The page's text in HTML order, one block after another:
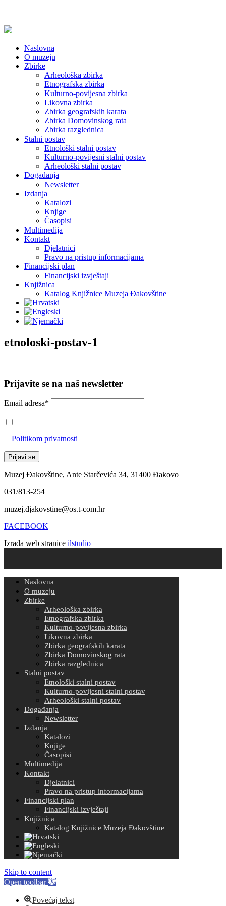
Naslovna
O muzeju
Zbirke
Arheološka zbirka
Etnografska zbirka
Kulturno-povijesna zbirka
Likovna zbirka
Zbirka geografskih karata
Zbirka Domovinskog rata
Zbirka razglednica
Stalni postav
Etnološki stalni postav
Kulturno-povijesni stalni postav
Arheološki stalni postav
Događanja
Newsletter
Izdanja
Katalozi
Knjige
Časopisi
Multimedija
Kontakt
Djelatnici
Pravo na pristup informacijama
Financijski plan
Financijski izvještaji
Knjižnica
Katalog Knjižnice Muzeja Đakovštine
etnoloski-postav-1
Prijavite se na naš newsletter
Email adresa*
Politikom privatnosti
Muzej Đakovštine, Ante Starčevića 34, 31400 Đakovo
031/813-254
muzej.djakovstine@os.t-com.hr
FACEBOOK
Izrada web stranice ilstudio
Naslovna
O muzeju
Zbirke
Arheološka zbirka
Etnografska zbirka
Kulturno-povijesna zbirka
Likovna zbirka
Zbirka geografskih karata
Zbirka Domovinskog rata
Zbirka razglednica
Stalni postav
Etnološki stalni postav
Kulturno-povijesni stalni postav
Arheološki stalni postav
Događanja
Newsletter
Izdanja
Katalozi
Knjige
Časopisi
Multimedija
Kontakt
Djelatnici
Pravo na pristup informacijama
Financijski plan
Financijski izvještaji
Knjižnica
Katalog Knjižnice Muzeja Đakovštine
Skip to content
Open toolbar
Povećaj tekst